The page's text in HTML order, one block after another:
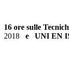
16 ore sulle
2018 e UNI EN